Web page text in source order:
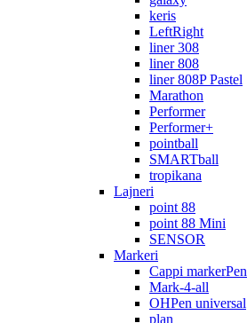
keris
LeftRight
liner 308
liner 808
liner 808P Pastel
Marathon
Performer
Performer+
pointball
SMARTball
tropikana
Lajneri
point 88
point 88 Mini
SENSOR
Markeri
Cappi markerPen
Mark-4-all
OHPen universal
plan